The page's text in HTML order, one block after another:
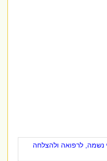
לרפואה ולהצלחה